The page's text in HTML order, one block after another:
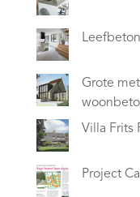
Grote
Villa Frits
Project